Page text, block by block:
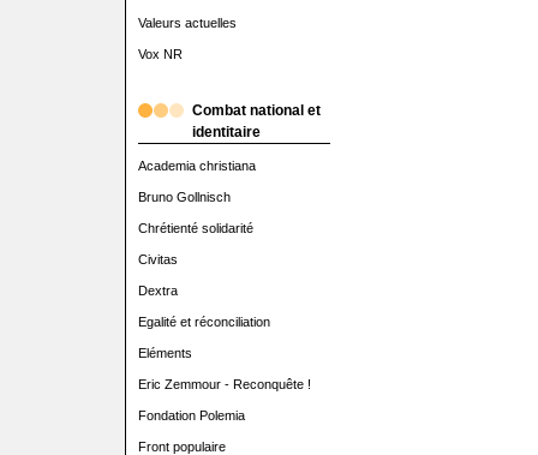
Valeurs actuelles
Vox NR
Combat national et
identitaire
Academia christiana
Bruno Gollnisch
Chrétienté solidarité
Civitas
Dextra
Egalité et réconciliation
Eléments
Eric Zemmour - Reconquête !
Fondation Polemia
Front populaire